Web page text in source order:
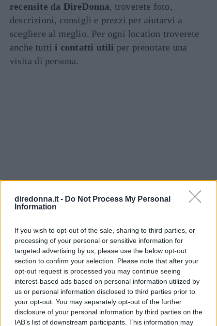
diredonna.it - Do Not Process My Personal
Information
If you wish to opt-out of the sale, sharing to third parties, or
processing of your personal or sensitive information for
targeted advertising by us, please use the below opt-out
section to confirm your selection. Please note that after your
opt-out request is processed you may continue seeing
interest-based ads based on personal information utilized by
us or personal information disclosed to third parties prior to
your opt-out. You may separately opt-out of the further
disclosure of your personal information by third parties on the
IAB’s list of downstream participants. This information may
recensite da DireDonna, troverete foto,
descrizioni, consigli e prezzi per aiutarvi a
scegliere al meglio. Per ogni location troverete
anche tutti i contatti utili per prenotare una
visita di persona.